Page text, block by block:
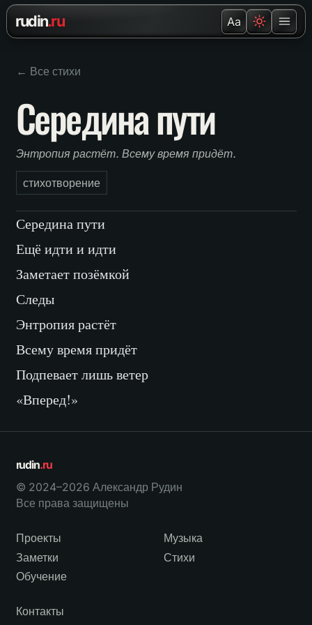
Перейти к содержанию
rudin.ru Aa
← Все стихи
Середина пути
Энтропия растёт. Всему время придёт.
стихотворение
Середина пути
Ещё идти и идти
Заметает позёмкой
Следы
Энтропия растёт
Всему время придёт
Подпевает лишь ветер
«Вперед!»
rudin.ru
© 2024–2026 Александр Рудин
Все права защищены
Проекты
Музыка
Заметки
Стихи
Обучение
Контакты